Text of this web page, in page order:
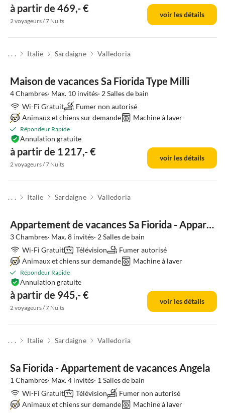
à partir de 469,- €
2 voyageurs / 7 Nuits
voir les détails
. . . Italie Sardaigne Valledoria
Maison de vacances Sa Fiorida Type Milli
4 Chambres· Max. 10 invités· 2 Salles de bain
Wi-Fi Gratuit
Fumer non autorisé
Animaux et chiens sur demande
Machine à laver
Répondeur Rapide
à partir de 1 217,- €
Annulation gratuite
2 voyageurs / 7 Nuits
voir les détails
. . . Italie Sardaigne Valledoria
Appartement de vacances Sa Fiorida - Appartement Rubinia
3 Chambres· Max. 8 invités· 2 Salles de bain
Wi-Fi Gratuit
Télévision
Fumer autorisé
Animaux et chiens sur demande
Machine à laver
Répondeur Rapide
à partir de 945,- €
Annulation gratuite
2 voyageurs / 7 Nuits
voir les détails
. . . Italie Sardaigne Valledoria
Sa Fiorida - Appartement de vacances Angela
1 Chambres· Max. 4 invités· 1 Salles de bain
Wi-Fi Gratuit
Télévision
Fumer non autorisé
Animaux et chiens sur demande
Machine à laver